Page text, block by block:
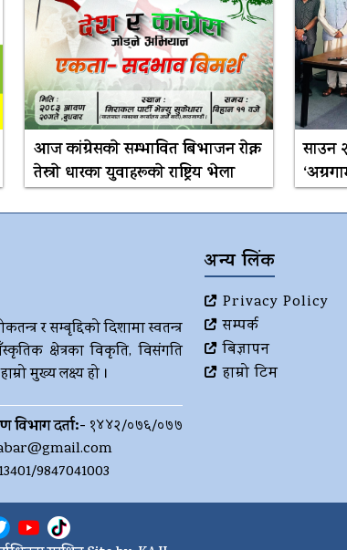
आज कांग्रेसकाे सम्भावित बिभाजन राेक्न
तेस्राे धारका युवाहरूकाे राष्ट्रिय भेला
साउन
र सम्बृद्दिको दिशामा स्वतन्त्र
क्षेत्रका विकृति, विसंगति
मुख्य लक्ष्य हो ।
विभाग दर्ता:- १४४२/०७६/०७७
9847041003
अन्य लिंक
Privacy Policy
सम्पर्क
बिज्ञापन
हाम्रो टिम